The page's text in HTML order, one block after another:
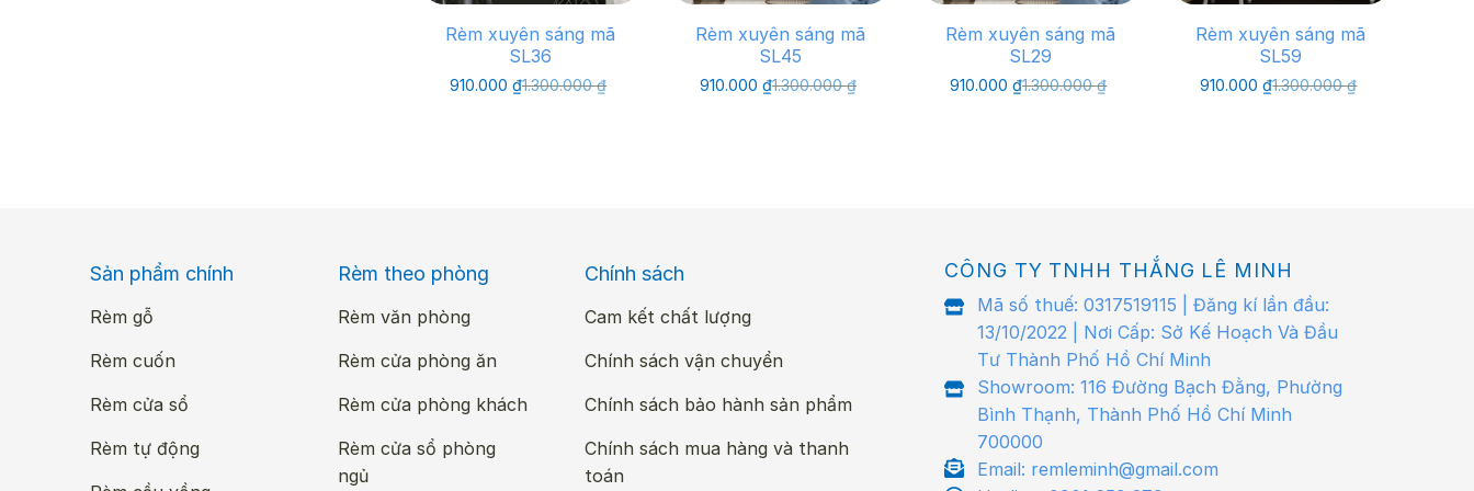
Rèm xuyên sáng mã
SL36
1.300.000₫
Giá
910.000 ₫ Giá
Rèm xuyên sáng mã
SL45
1.300.000₫
Giá
910.000₫ Giá
Rèm xuyên sáng mã
SL29
1.300.000₫
Giá
910.000₫ Giá
Rèm xuyên sáng mã
SL59
1.300.000₫
Giá
910.000₫ Giá
Sản phẩm chính
Rèm gỗ
Rèm cuốn
Rèm cửa sổ
Rèm tự động
Rèm theo phòng
Rèm văn phòng
Rèm cửa phòng ăn
Rèm cửa phòng khách
Rèm cửa sổ phòng
ngủ
Chính sách
Cam kết chất lượng
Chính sách vận chuyển
Chính sách bảo hành sản phẩm
Chính sách mua hàng và thanh
toán
CÔNG TY TNHH THẮNG LÊ MINH
Mã số thuế: 0317519115 | Đăng kí lần đầu:
13/10/2022 | Nơi Cấp: Sở Kế Hoạch Và Đầu
Tư Thành Phố Hồ Chí Minh
Showroom: 116 Đường Bạch Đằng, Phường
Bình Thạnh, Thành Phố Hồ Chí Minh
700000
Email: remleminh@gmail.com